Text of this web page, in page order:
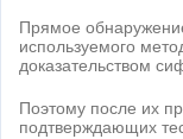
Прямое
используемого
доказательством
Поэтому после их
подтверждающих